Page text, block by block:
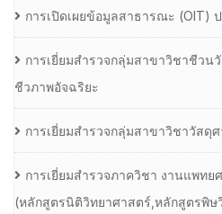
การเปิดเผยข้อมูลสาธารณะ (OIT)
การเยี่ยมสำรวจกลุ่มสาขาวิชาชีว
ชีวภาพอัจฉริยะ
การเยี่ยมสำรวจกลุ่มสาขาวิชาวัสดุ
การเยี่ยมสำรวจภาควิชา งานแพท
(หลักสูตรนิติวิทยาศาสตร์,หลักสูตรพิษ